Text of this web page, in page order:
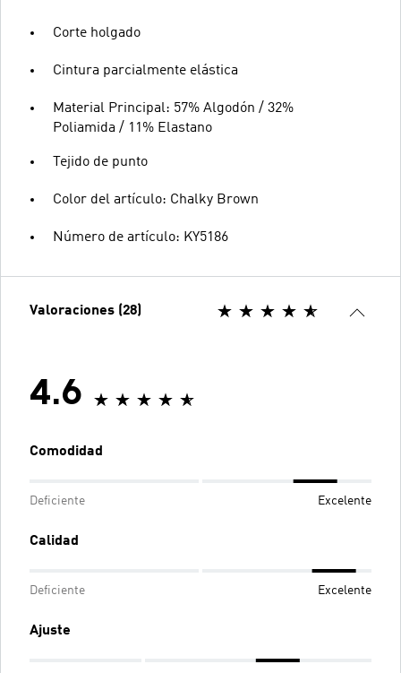
Corte holgado
Cintura parcialmente elástica
Material Principal: 57% Algodón / 32%
Poliamida / 11% Elastano
Tejido de punto
Color del artículo: Chalky Brown
Número de artículo: KY5186
Valoraciones (28)
4.6
Comodidad
Deficiente Excelente
Calidad
Deficiente Excelente
Ajuste